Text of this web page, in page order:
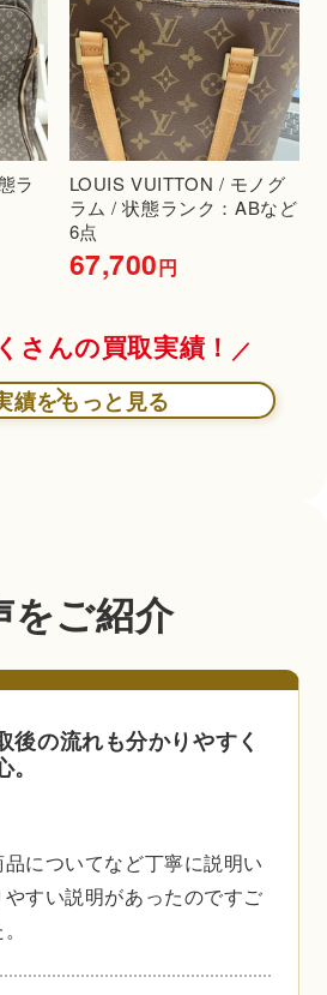
ラ
LOUIS VUITTON / モノグ
ラム / 状態ランク：ABなど
6点
67,700円
さんの買取実績！
績をもっと見る
をご紹介
後の流れも分かりやすく
についてなど丁寧に説明い
すい説明があったのですご